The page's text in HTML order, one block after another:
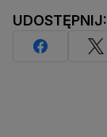
UDOSTĘPNIJ: